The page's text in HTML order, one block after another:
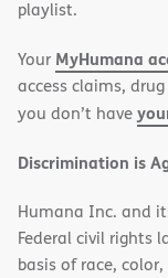
playlist.
Your MyHumana
access claims,
you don’t have
Discrimination is
Humana Inc. and
Federal civil rights
basis of race,